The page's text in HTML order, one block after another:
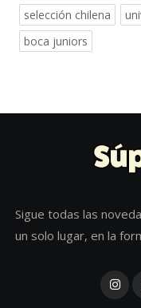
selección chilena
boca juniors
Sigue todas las
un solo lugar, en la